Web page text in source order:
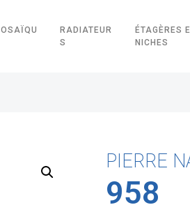
RADIATEUR
S
ÉTAGÈRES
NICHES
PIERRE
958